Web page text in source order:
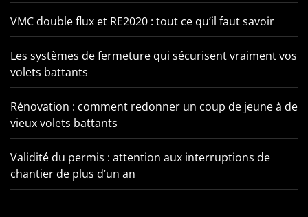
VMC double flux et RE2020 : tout ce qu’il faut savoir
Les systèmes de fermeture qui sécurisent vraiment vos
volets battants
Rénovation : comment redonner un coup de jeune à de
vieux volets battants
Validité du permis : attention aux interruptions de
chantier de plus d’un an